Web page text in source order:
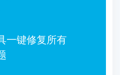
一键修复所有